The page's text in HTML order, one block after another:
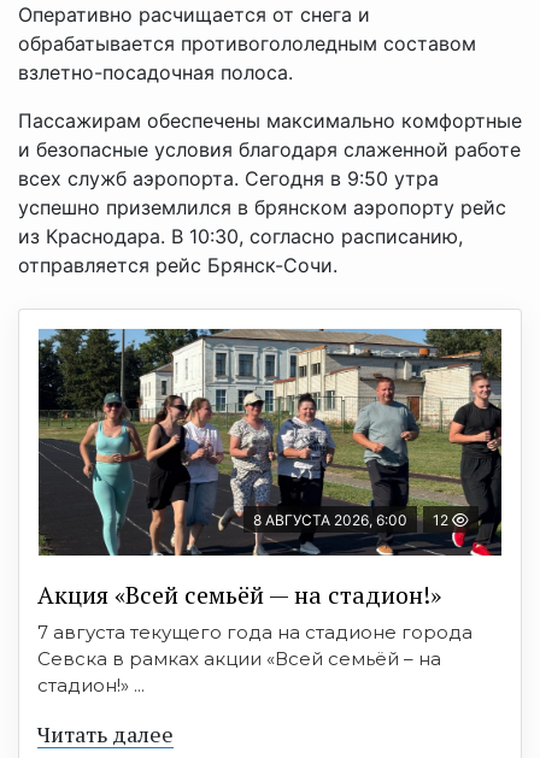
Оперативно расчищается от снега и
обрабатывается противогололедным составом
взлетно-посадочная полоса.
Пассажирам обеспечены максимально комфортные
и безопасные условия благодаря слаженной работе
всех служб аэропорта. Сегодня в 9:50 утра
успешно приземлился в брянском аэропорту рейс
из Краснодара. В 10:30, согласно расписанию,
отправляется рейс Брянск-Сочи.
8 АВГУСТА 2026, 6:00 12
Акция «Всей семьёй — на стадион!»
7 августа текущего года на стадионе города
Севска в рамках акции «Всей семьёй – на
стадион!» ...
Читать далее